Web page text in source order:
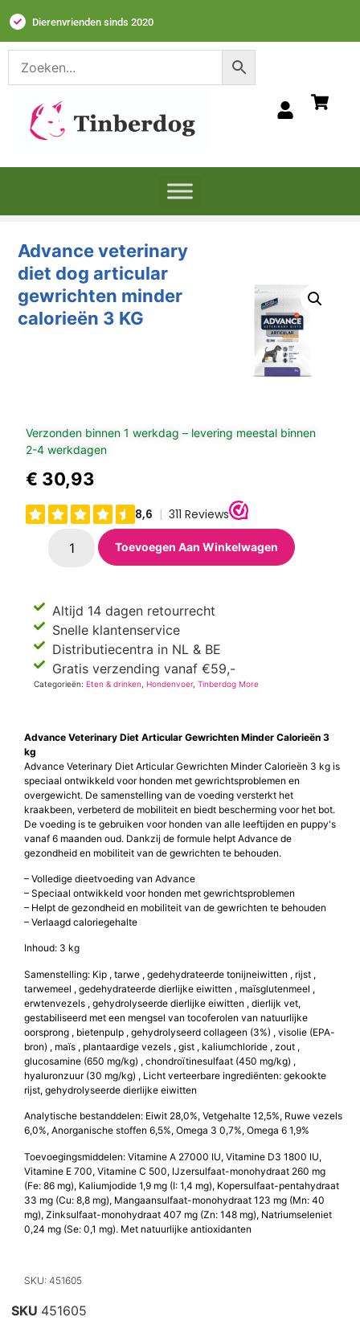
Dierenvrienden sinds 2020
Advance veterinary
diet dog articular
gewrichten minder
calorieën 3 KG
Verzonden binnen 1 werkdag – levering meestal binnen
2-4 werkdagen
€ 30,93
Toevoegen Aan Winkelwagen
Altijd 14 dagen retourrecht
Snelle klantenservice
Distributiecentra in NL & BE
Gratis verzending vanaf €59,-
Categorieën:Eten & drinken ,Hondenvoer,Tinberdog More
Advance Veterinary Diet Articular Gewrichten Minder Calorieën 3
kg
Advance Veterinary Diet Articular Gewrichten Minder Calorieën 3 kg is
speciaal ontwikkeld voor honden met gewrichtsproblemen en
overgewicht. De samenstelling van de voeding versterkt het
kraakbeen, verbeterd de mobiliteit en biedt bescherming voor het bot.
De voeding is te gebruiken voor honden van alle leeftijden en puppy's
vanaf 6 maanden oud. Dankzij de formule helpt Advance de
gezondheid en mobiliteit van de gewrichten te behouden.
– Volledige dieetvoeding van Advance
– Speciaal ontwikkeld voor honden met gewrichtsproblemen
– Helpt de gezondheid en mobiliteit van de gewrichten te behouden
– Verlaagd caloriegehalte
Inhoud: 3 kg
Samenstelling: Kip , tarwe , gedehydrateerde tonijneiwitten , rĳst ,
tarwemeel , gedehydrateerde dierlijke eiwitten , maïsglutenmeel ,
erwtenvezels , gehydrolyseerde dierlijke eiwitten , dierlijk vet,
gestabiliseerd met een mengsel van tocoferolen van natuurlijke
oorsprong , bietenpulp , gehydrolyseerd collageen (3%) , visolie (EPA-
bron) , maïs , plantaardige vezels , gist , kaliumchloride , zout ,
glucosamine (650 mg/kg) , chondroïtinesulfaat (450 mg/kg) ,
hyaluronzuur (30 mg/kg) , Licht verteerbare ingrediënten: gekookte
rijst, gehydrolyseerde dierlijke eiwitten
Analytische bestanddelen: Eiwit 28,0%, Vetgehalte 12,5%, Ruwe vezels
6,0%, Anorganische stoffen 6,5%, Omega 3 0,7%, Omega 6 1,9%
Toevoegingsmiddelen: Vitamine A 27000 IU, Vitamine D3 1800 IU,
Vitamine E 700, Vitamine C 500, IJzersulfaat-monohydraat 260 mg
(Fe: 86 mg), Kaliumjodide 1,9 mg (I: 1,4 mg), Kopersulfaat-pentahydraat
33 mg (Cu: 8,8 mg), Mangaansulfaat-monohydraat 123 mg (Mn: 40
mg), Zinksulfaat-monohydraat 407 mg (Zn: 148 mg), Natriumseleniet
0,24 mg (Se: 0,1 mg). Met natuurlijke antioxidanten
SKU: 451605
SKU 451605